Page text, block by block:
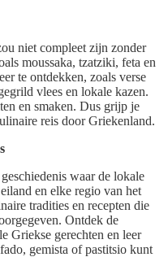
niet compleet zijn zonder
moussaka, tzatziki, feta en
te ontdekken, zoals verse
vlees en lokale kazen.
en smaken. Dus grijp je
reis door Griekenland.
waar de lokale
en elke regio van het
tradities en recepten die
Ontdek de
Griekse gerechten en leer
gemista of pastitsio kunt